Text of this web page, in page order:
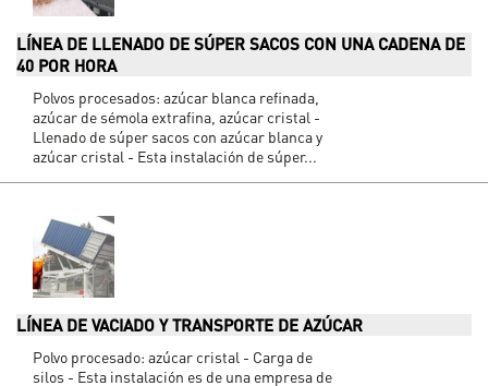
LÍNEA DE LLENADO DE SÚPER SACOS CON UNA CADENA DE
40 POR HORA
Polvos procesados: azúcar blanca refinada,
azúcar de sémola extrafina, azúcar cristal -
Llenado de súper sacos con azúcar blanca y
azúcar cristal - Esta instalación de súper...
LÍNEA DE VACIADO Y TRANSPORTE DE AZÚCAR
Polvo procesado: azúcar cristal - Carga de
silos - Esta instalación es de una empresa de